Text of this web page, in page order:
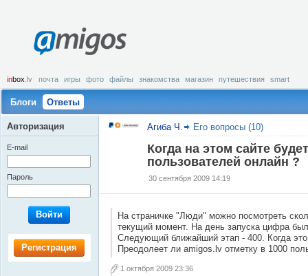
amigos
inbox .lv почта игры фото файлы знакомства магазин путешествия smart
Блоги Ответы
Агиба Ч. Его вопросы (10)
Когда на этом сайте
пользователей онлайн ?
30 сентября 2009 14:19
На страничке "Люди" можно посмотреть
текущий момент. На день запуска цифра
Следующий ближайший этап - 400. Когда
Преодолеет ли amigos.lv отметку в 1000
1 октября 2009 23:36
Авторизация
E-mail
Пароль
Войти
Регистрация